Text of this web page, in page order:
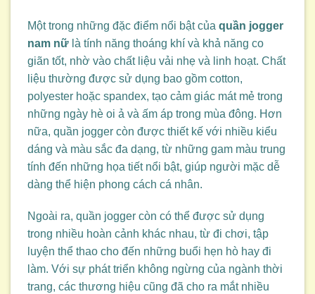
Một trong những đặc điểm nổi bật của quần jogger
nam nữ là tính năng thoáng khí và khả năng co
giãn tốt, nhờ vào chất liệu vải nhẹ và linh hoạt. Chất
liệu thường được sử dụng bao gồm cotton,
polyester hoặc spandex, tạo cảm giác mát mẻ trong
những ngày hè oi ả và ấm áp trong mùa đông. Hơn
nữa, quần jogger còn được thiết kế với nhiều kiểu
dáng và màu sắc đa dạng, từ những gam màu trung
tính đến những họa tiết nổi bật, giúp người mặc dễ
dàng thể hiện phong cách cá nhân.
Ngoài ra, quần jogger còn có thể được sử dụng
trong nhiều hoàn cảnh khác nhau, từ đi chơi, tập
luyện thể thao cho đến những buổi hẹn hò hay đi
làm. Với sự phát triển không ngừng của ngành thời
trang, các thương hiệu cũng đã cho ra mắt nhiều